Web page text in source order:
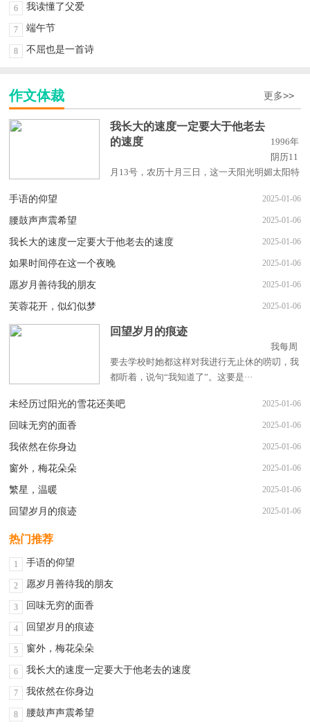
6 我读懂了父爱
7 端午节
8 不屈也是一首诗
作文体裁 更多>>
我长大的速度一定要大于他老去
的速度
1996年
阴历11
月13号，农历十月三日，这一天阳光明媚太阳特
2025-01-06
手语的仰望
2025-01-06
腰鼓声声震希望
2025-01-06
我长大的速度一定要大于他老去的速度
2025-01-06
如果时间停在这一个夜晚
2025-01-06
愿岁月善待我的朋友
2025-01-06
芙蓉花开，似幻似梦
回望岁月的痕迹
我每周
要去学校时她都这样对我进行无止休的唠叨，我
都听着，说句“我知道了”。这要是···
2025-01-06
未经历过阳光的雪花还美吧
2025-01-06
回味无穷的面香
2025-01-06
我依然在你身边
2025-01-06
窗外，梅花朵朵
2025-01-06
繁星，温暖
2025-01-06
回望岁月的痕迹
热门推荐
1 手语的仰望
2 愿岁月善待我的朋友
3 回味无穷的面香
4 回望岁月的痕迹
5 窗外，梅花朵朵
6 我长大的速度一定要大于他老去的速度
7 我依然在你身边
8 腰鼓声声震希望